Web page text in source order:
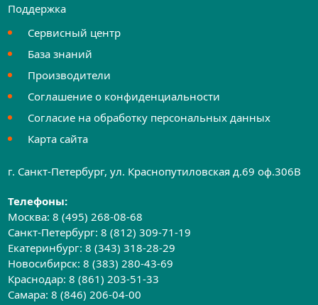
Поддержка
Сервисный центр
База знаний
Производители
Соглашение о конфиденциальности
Согласие на обработку персональных данных
Карта сайта
г. Санкт-Петербург, ул. Краснопутиловская д.69 оф.306B
Телефоны:
Москва:8 (495) 268-08-68
Санкт-Петербург:8 (812) 309-71-19
Екатеринбург:8 (343) 318-28-29
Новосибирск:8 (383) 280-43-69
Краснодар:8 (861) 203-51-33
Самара:8 (846) 206-04-00